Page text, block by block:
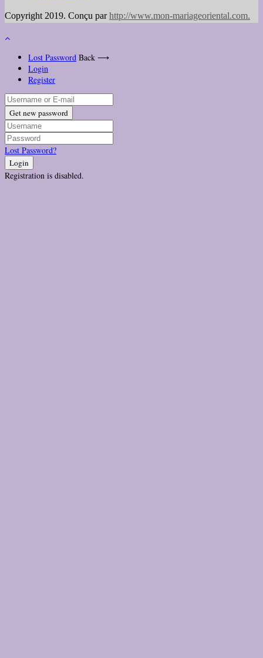
Copyright 2019. Conçu parhttp://www.mon-mariageoriental.com.
Lost Password Back ⟶
Login
Register
Get new password
Lost Password?
Login
Registration is disabled.